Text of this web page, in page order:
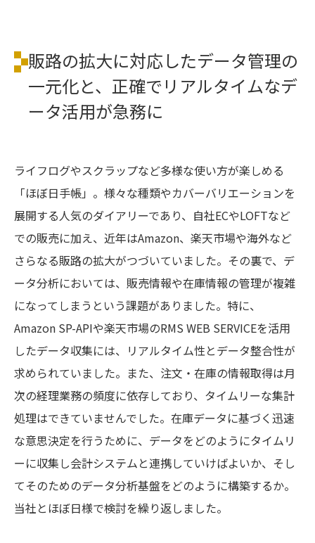
販路の拡大に対応したデータ管理の
一元化と、正確でリアルタイムなデ
ータ活用が急務に
ライフログやスクラップなど多様な使い方が楽しめる
「ほぼ日手帳」。様々な種類やカバーバリエーションを
展開する人気のダイアリーであり、自社ECやLOFTなど
での販売に加え、近年はAmazon、楽天市場や海外など
さらなる販路の拡大がつづいていました。その裏で、デ
ータ分析においては、販売情報や在庫情報の管理が複雑
になってしまうという課題がありました。特に、
Amazon SP-APIや楽天市場のRMS WEB SERVICEを活用
したデータ収集には、リアルタイム性とデータ整合性が
求められていました。また、注文・在庫の情報取得は月
次の経理業務の頻度に依存しており、タイムリーな集計
処理はできていませんでした。在庫データに基づく迅速
な意思決定を行うために、データをどのようにタイムリ
ーに収集し会計システムと連携していけばよいか、そし
てそのためのデータ分析基盤をどのように構築するか。
当社とほぼ日様で検討を繰り返しました。